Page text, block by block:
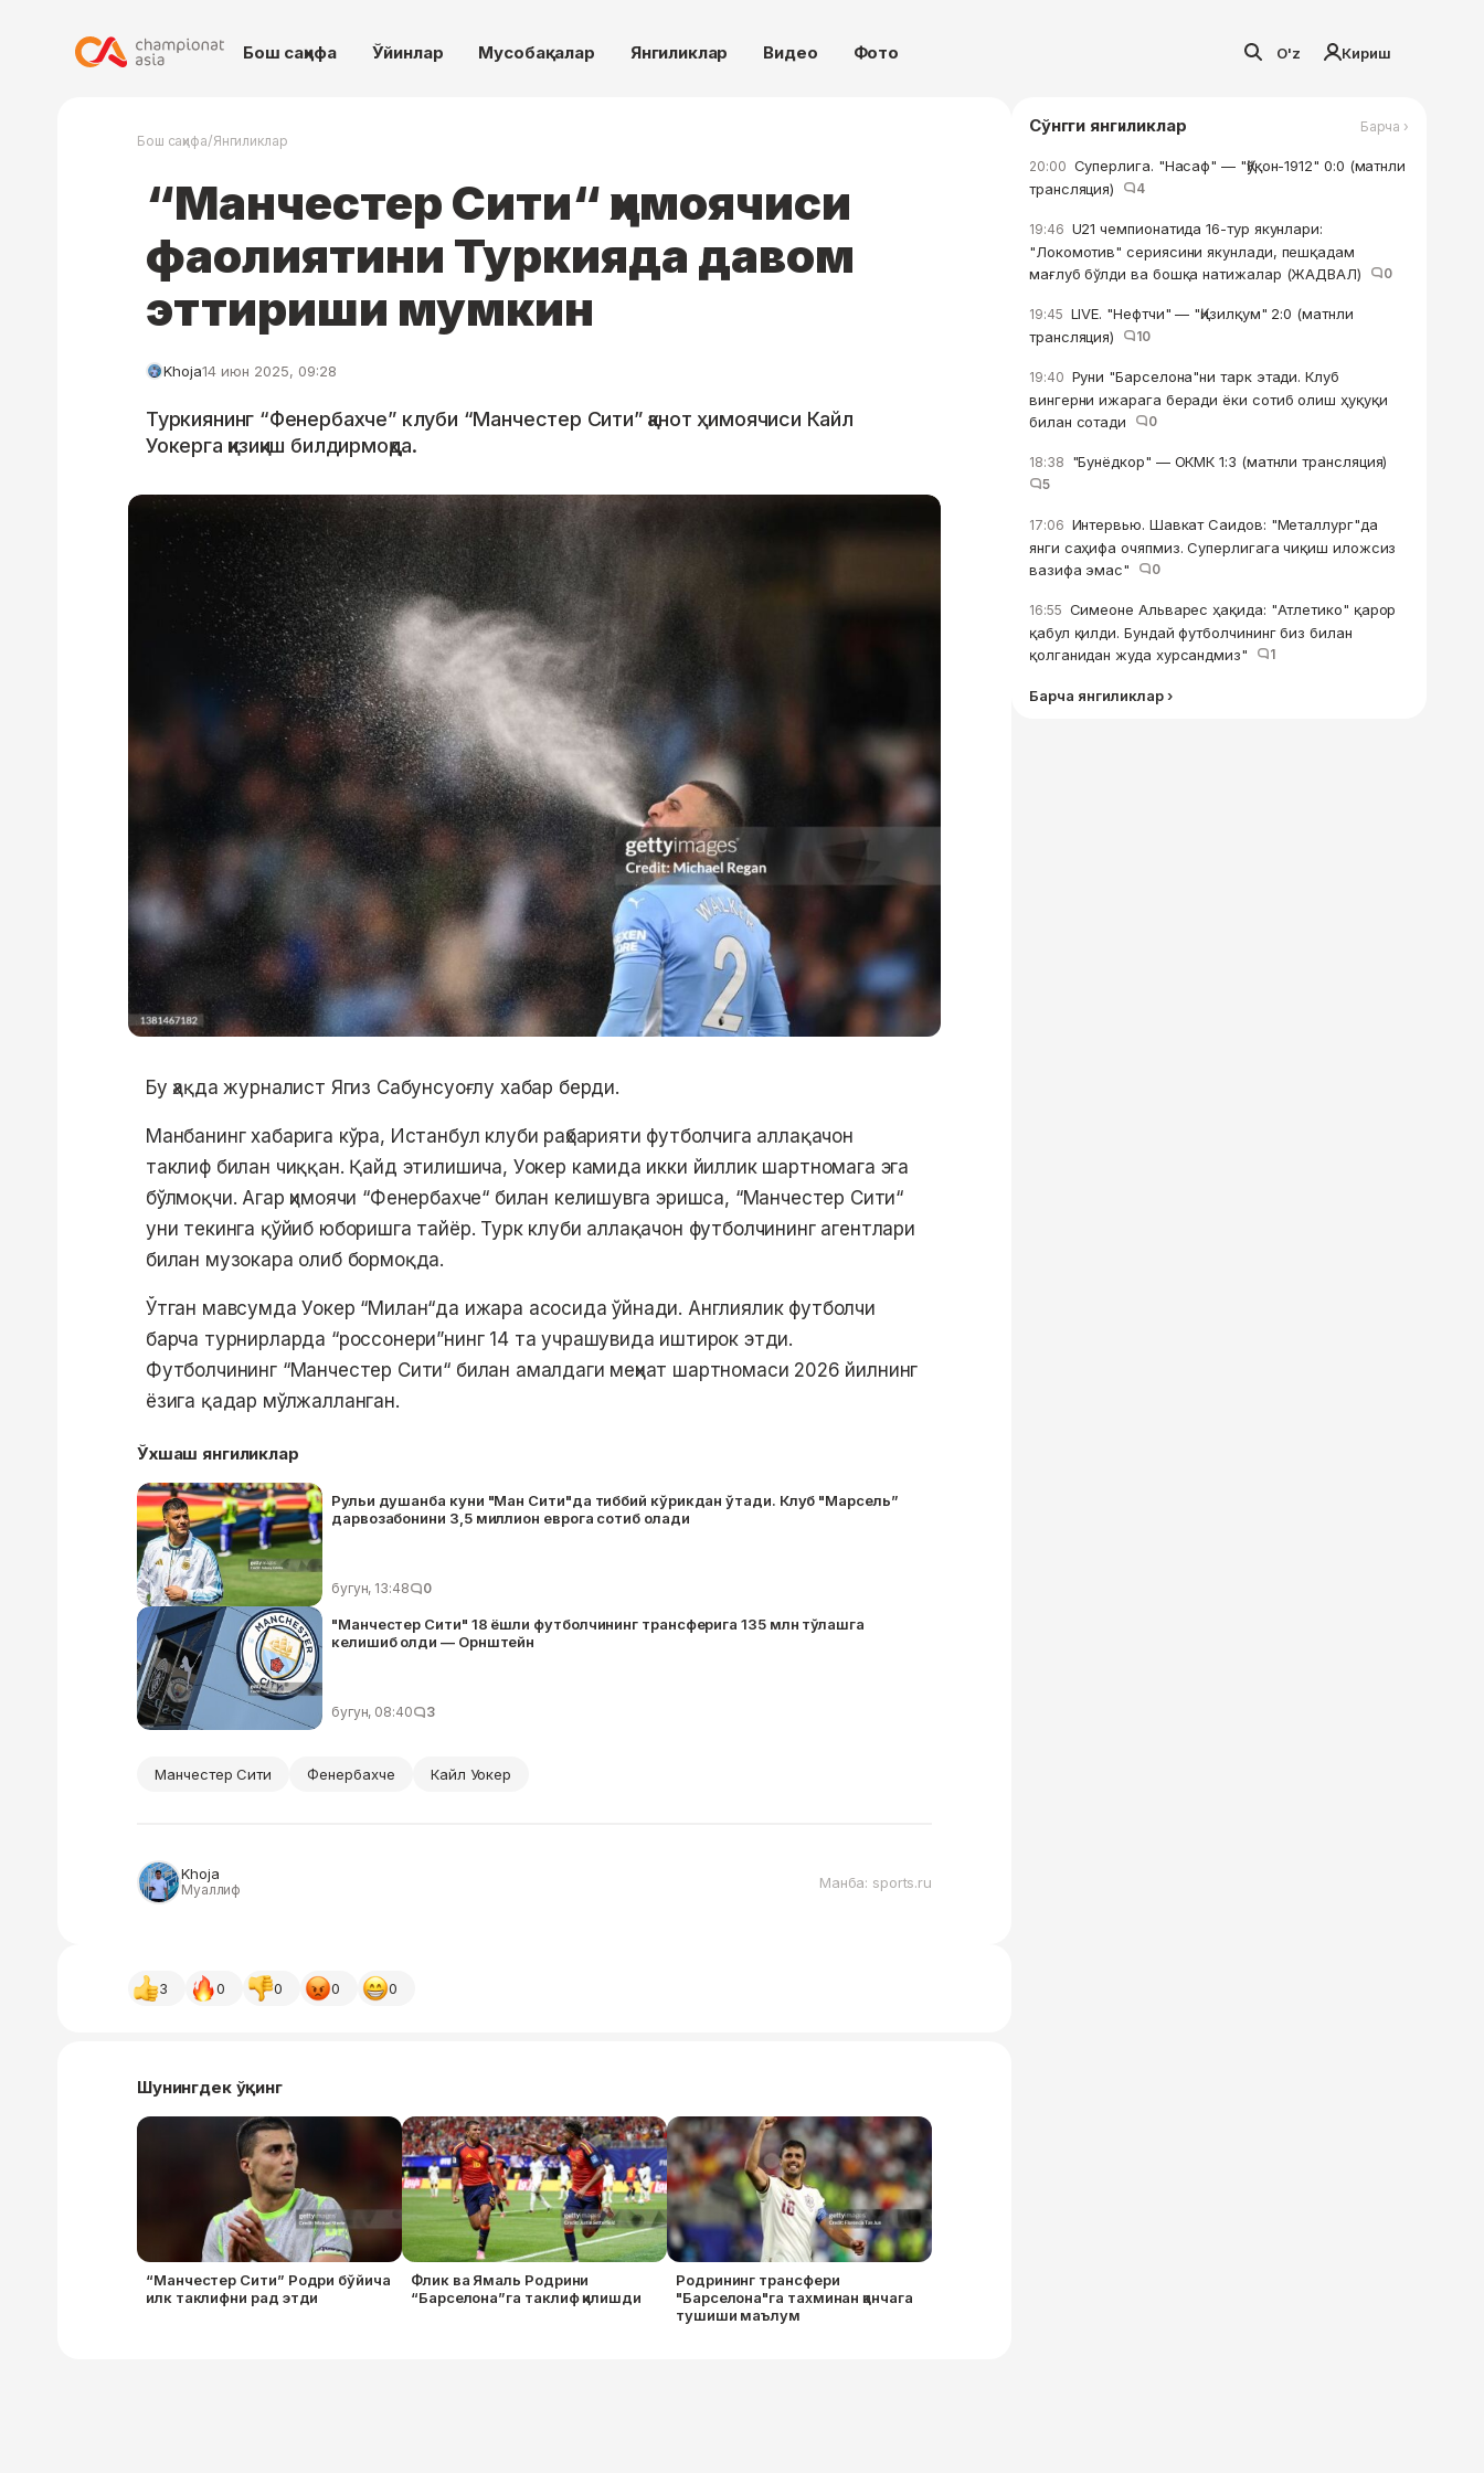
Бош саҳифа Ўйинлар Мусобақалар Янгиликлар Видео Фото O'z Кириш
Бош саҳифа/Янгиликлар
“Манчестер Сити“ ҳимоячиси
фаолиятини Туркияда давом
эттириши мумкин
Khoja14 июн 2025, 09:28
Туркиянинг “Фенербахче” клуби “Манчестер Сити” қанот ҳимоячиси Кайл
Уокерга қизиқиш билдирмоқда.
Бу ҳақда журналист Ягиз Сабунcуоғлу хабар берди.
Манбанинг хабарига кўра, Истанбул клуби раҳбарияти футболчига аллақачон
таклиф билан чиққан. Қайд этилишича, Уокер камида икки йиллик шартномага эга
бўлмоқчи. Агар ҳимоячи “Фенербахче“ билан келишувга эришса, “Манчестер Сити“
уни текинга қўйиб юборишга тайёр. Турк клуби аллақачон футболчининг агентлари
билан музокара олиб бормоқда.
Ўтган мавсумда Уокер “Милан“да ижара асосида ўйнади. Англиялик футболчи
барча турнирларда “россонери”нинг 14 та учрашувида иштирок этди.
Футболчининг “Манчестер Сити“ билан амалдаги меҳнат шартномаси 2026 йилнинг
ёзига қадар мўлжалланган.
Ўхшаш янгиликлар
Рульи душанба куни "Ман Сити"да тиббий кўрикдан ўтади. Клуб "Марсель”
дарвозабонини 3,5 миллион еврога сотиб олади
бугун, 13:48 0
"Манчестер Сити" 18 ёшли футболчининг трансферига 135 млн тўлашга
келишиб олди — Орнштейн
бугун, 08:40 3
Манчестер Сити Фенербахче Кайл Уокер
Khoja
Муаллиф Манба: sports.ru
3 0 0 0 0
Шунингдек ўқинг
“Манчестер Сити” Родри бўйича
илк таклифни рад этди
Флик ва Ямаль Родрини
“Барселона”га таклиф қилишди
Родрининг трансфери
"Барселона"га тахминан қанчага
тушиши маълум
Сўнгги янгиликлар Барча ›
20:00 Суперлига. "Насаф" — "Қўқон-1912" 0:0 (матнли
трансляция)
4
19:46 U21 чемпионатида 16-тур якунлари:
"Локомотив" сериясини якунлади, пешқадам
мағлуб бўлди ва бошқа натижалар (ЖАДВАЛ)
0
19:45 LIVE. "Нефтчи" — "Қизилқум" 2:0 (матнли
трансляция)
10
19:40 Руни "Барселона"ни тарк этади. Клуб
вингерни ижарага беради ёки сотиб олиш ҳуқуқи
билан сотади
0
18:38 "Бунёдкор" — ОКМК 1:3 (матнли трансляция)
5
17:06 Интервью. Шавкат Саидов: "Металлург"да
янги саҳифа очяпмиз. Суперлигага чиқиш иложсиз
вазифа эмас"
0
16:55 Симеоне Альварес ҳақида: "Атлетико" қарор
қабул қилди. Бундай футболчининг биз билан
қолганидан жуда хурсандмиз"
1
Барча янгиликлар ›